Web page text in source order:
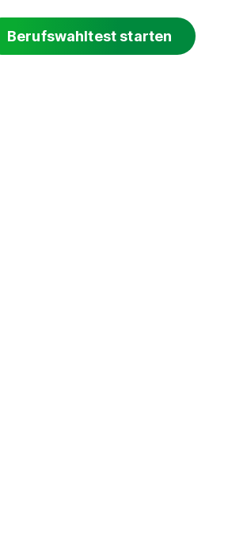
Berufswahltest starten